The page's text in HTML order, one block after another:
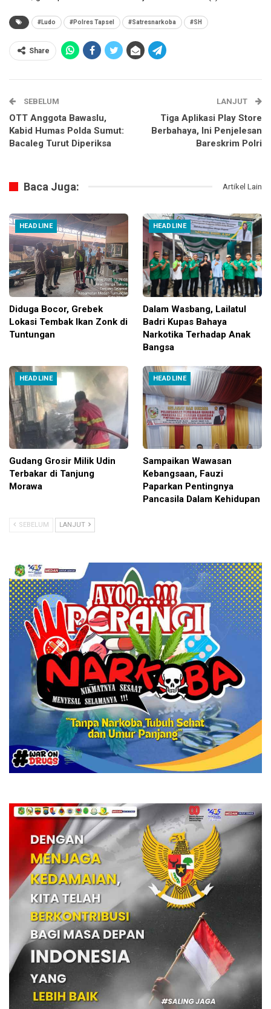
#Ludo #Polres Tapsel #Satresnarkoba #SH
Share
SEBELUM
OTT Anggota Bawaslu,
Kabid Humas Polda Sumut:
Bacaleg Turut Diperiksa
LANJUT
Tiga Aplikasi Play Store
Berbahaya, Ini Penjelesan
Bareskrim Polri
Baca Juga: Artikel Lain
HEADLINE
Diduga Bocor, Grebek
Lokasi Tembak Ikan Zonk di
Tuntungan
HEADLINE
Dalam Wasbang, Lailatul
Badri Kupas Bahaya
Narkotika Terhadap Anak
Bangsa
HEADLINE
Gudang Grosir Milik Udin
Terbakar di Tanjung
Morawa
HEADLINE
Sampaikan Wawasan
Kebangsaan, Fauzi
Paparkan Pentingnya
Pancasila Dalam Kehidupan
SEBELUM LANJUT